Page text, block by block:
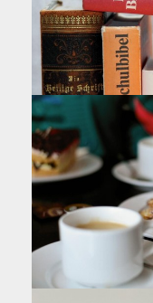
Dienstag, 18.
Ingelheim,
mehr +
Dienstag, 18.